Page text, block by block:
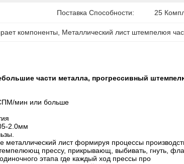
Поставка Способности: 25
компоненты Металлический лист штемпелюя
части металла, прогрессивный
мин или больше
2.0мм
металлический лист формируя процессы
прессу, прикрывающ, выбивать, гнуть,
этапа где каждый ход прессы про